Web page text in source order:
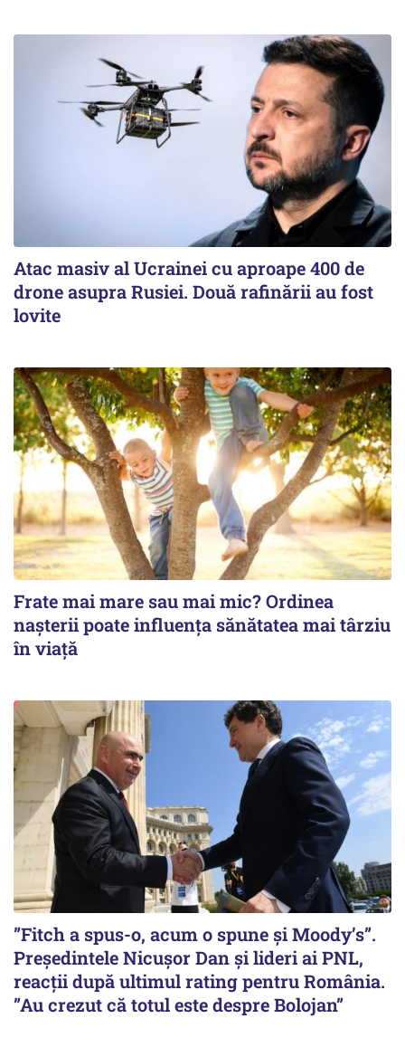
Atac masiv al Ucrainei cu aproape 400 de
drone asupra Rusiei. Două rafinării au fost
lovite
Frate mai mare sau mai mic? Ordinea
nașterii poate influența sănătatea mai târziu
în viață
”Fitch a spus-o, acum o spune și Moody’s”.
Președintele Nicușor Dan și lideri ai PNL,
reacții după ultimul rating pentru România.
”Au crezut că totul este despre Bolojan”